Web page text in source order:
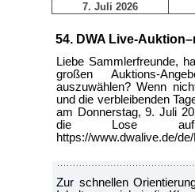
7. Juli 2026
54. DWA Live-
Liebe Sammlerfreunde,
großen Auktions-
auszuwählen? Wenn
und die verbleibenden
am Donnerstag, 9. Juli
die Lose auf
https://www.dwalive.de/
Zur schnellen